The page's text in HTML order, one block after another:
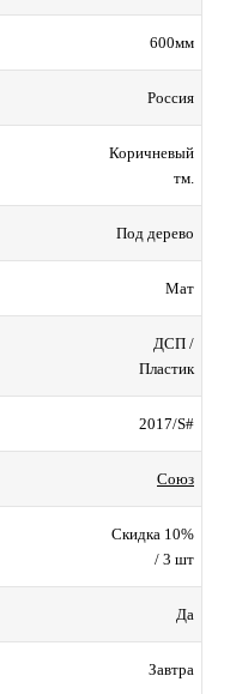
600мм
Россия
Коричневый
тм.
Под дерево
Мат
ДСП /
Пластик
2017/S#
Союз
Скидка 10%
/ 3 шт
Да
Завтра